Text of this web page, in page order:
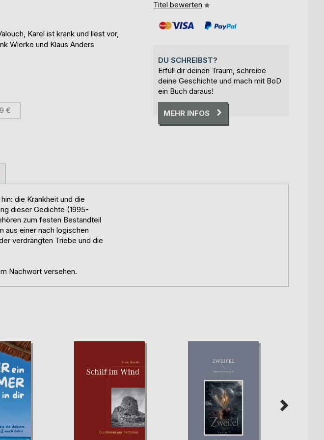
Karel ist krank und liest vor,
Wierke und Klaus Anders
€
Titel bewerten
DU SCHREIBST?
Erfüll dir deinen Traum, schreibe
deine Geschichte und mach mit BoD
ein Buch daraus!
MEHR INFOS
die Krankheit und die
dieser Gedichte (1995-
zum festen Bestandteil
aus einer nach logischen
verdrängten Triebe und die
Nachwort versehen.